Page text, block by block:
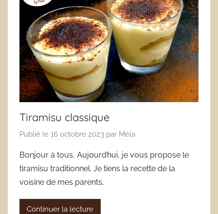
Tiramisu classique
Publié le 16 octobre 2023 par Méla
Bonjour à tous, Aujourd’hui, je vous propose le
tiramisu traditionnel. Je tiens la recette de la
voisine de mes parents,
Continuer la lecture